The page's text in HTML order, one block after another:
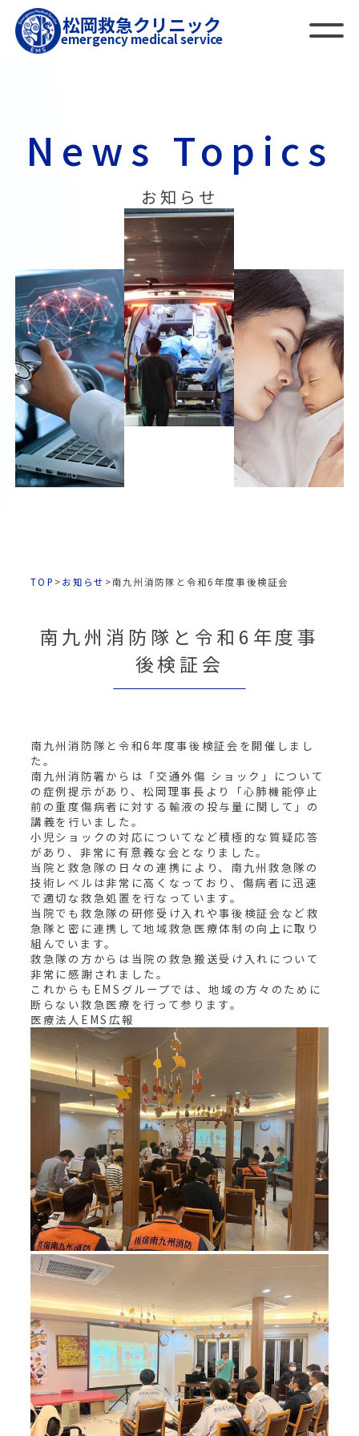
松岡救急クリニック
emergency medical service
News Topics
お知らせ
TOP >お知らせ >南九州消防隊と令和6年度事後検証会
南九州消防隊と令和6年度事
後検証会
南九州消防隊と令和6年度事後検証会を開催しまし
た。
南九州消防署からは「交通外傷 ショック」について
の症例提示があり、松岡理事長より「心肺機能停止
前の重度傷病者に対する輸液の投与量に関して」の
講義を行いました。
小児ショックの対応についてなど積極的な質疑応答
があり、非常に有意義な会となりました。
当院と救急隊の日々の連携により、南九州救急隊の
技術レベルは非常に高くなっており、傷病者に迅速
で適切な救急処置を行なっています。
当院でも救急隊の研修受け入れや事後検証会など救
急隊と密に連携して地域救急医療体制の向上に取り
組んでいます。
救急隊の方からは当院の救急搬送受け入れについて
非常に感謝されました。
これからもEMSグループでは、地域の方々のために
断らない救急医療を行って参ります。
医療法人EMS広報